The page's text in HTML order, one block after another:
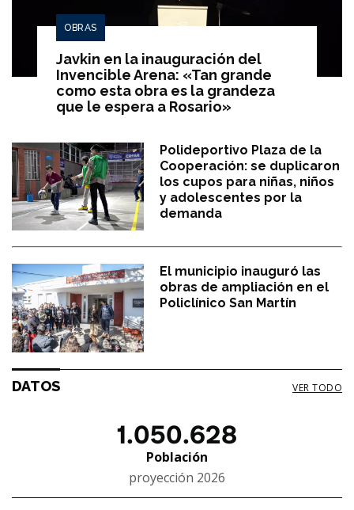
OBRAS
Javkin en la inauguración del
Invencible Arena: «Tan grande
como esta obra es la grandeza
que le espera a Rosario»
Polideportivo Plaza de la
Cooperación: se duplicaron
los cupos para niñas, niños
y adolescentes por la
demanda
El municipio inauguró las
obras de ampliación en el
Policlínico San Martín
DATOS VER TODO
1.050.628
Población
proyección 2026